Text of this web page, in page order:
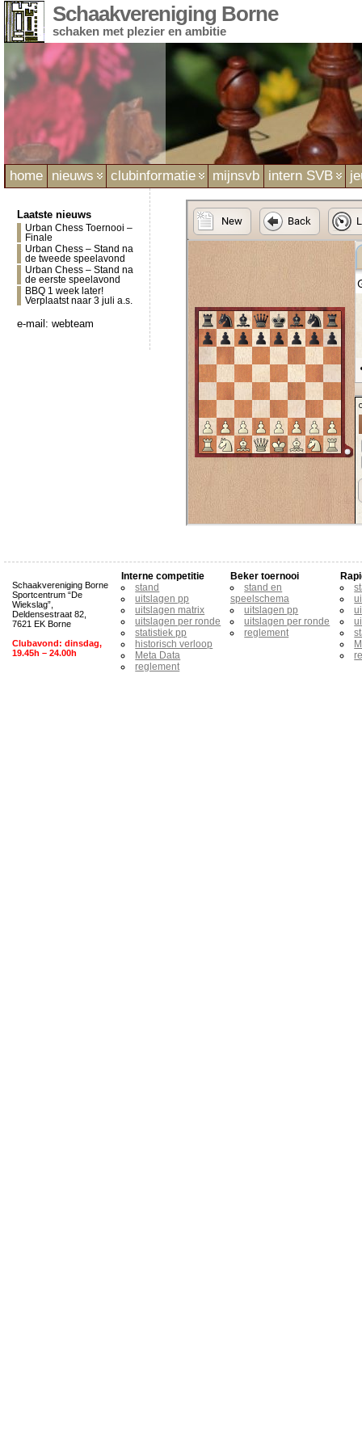
Schaakvereniging Borne
schaken met plezier en ambitie
home nieuws clubinformatie mijnsvb intern SVB
Laatste nieuws
Urban Chess Toernooi –
Finale
Urban Chess – Stand na
de tweede speelavond
Urban Chess – Stand na
de eerste speelavond
BBQ 1 week later!
Verplaatst naar 3 juli a.s.
e-mail: webteam
Schaakvereniging Borne
Sportcentrum “De
Wiekslag”,
Deldensestraat 82,
7621 EK Borne
Clubavond: dinsdag,
19.45h – 24.00h
Interne competitie
stand
uitslagen pp
uitslagen matrix
uitslagen per ronde
statistiek pp
historisch verloop
Meta Data
reglement
Beker toernooi
stand en
speelschema
uitslagen pp
uitslagen per ronde
reglement